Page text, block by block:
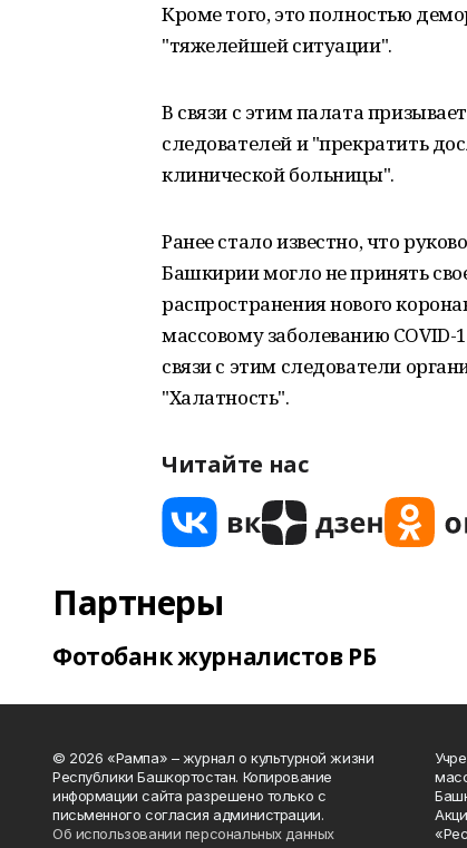
Кроме того, это полностью
"тяжелейшей ситуации".
В связи с этим палата
следователей и "прекратить
клинической больницы".
Ранее стало известно, что
Башкирии могло не принять
распространения нового
массовому заболеванию
связи с этим следователи
"Халатность".
Читайте нас
Партнеры
Фотобанк журналистов РБ
© 2026 «Рампа» – журнал о культурной жизни
Республики Башкортостан. Копирование
информации сайта разрешено только с
письменного согласия администрации.
Об использовании персональных данных